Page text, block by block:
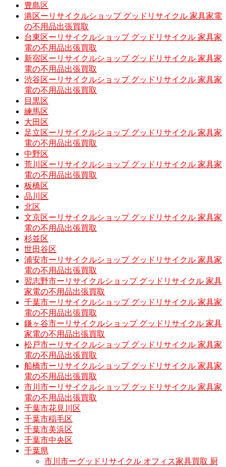
豊島区
港区ーリサイクルショップ グッドリサイクル 家具家電
の不用品出張買取
台東区ーリサイクルショップ グッドリサイクル 家具家
電の不用品出張買取
新宿区ーリサイクルショップ グッドリサイクル 家具家
電の不用品出張買取
渋谷区ーリサイクルショップ グッドリサイクル 家具家
電の不用品出張買取
目黒区
練馬区
大田区
足立区ーリサイクルショップ グッドリサイクル 家具家
電の不用品出張買取
中野区
荒川区ーリサイクルショップ グッドリサイクル 家具家
電の不用品出張買取
板橋区
品川区
北区
文京区ーリサイクルショップ グッドリサイクル 家具家
電の不用品出張買取
杉並区
世田谷区
浦安市ーリサイクルショップ グッドリサイクル 家具家
電の不用品出張買取
習志野市ーリサイクルショップ グッドリサイクル 家具
家電の不用品出張買取
千葉市ーリサイクルショップ グッドリサイクル 家具家
電の不用品出張買取
鎌ヶ谷市ーリサイクルショップ グッドリサイクル 家具
家電の不用品出張買取
松戸市ーリサイクルショップ グッドリサイクル 家具家
電の不用品出張買取
船橋市ーリサイクルショップ グッドリサイクル 家具家
電の不用品出張買取
市川市ーリサイクルショップ グッドリサイクル 家具家
電の不用品出張買取
千葉市花見川区
千葉市稲毛区
千葉市美浜区
千葉市中央区
千葉県
市川市ーグッドリサイクル オフィス家具買取 厨